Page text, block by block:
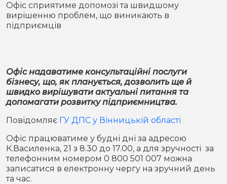
В кулуарах
Місто
Конфлікти
Партнери
Спорт
Історія
Спорт
Контакти
Підписатись на нас у Telegram
Офіс сприятиме допомозі та швидшому
вирішенню проблем, що виникають в
підприємців
Офіс надаватиме консультаційні послуги
бізнесу, що, як планується, дозволить ще й
швидко вирішувати актуальні питання та
допомагати розвитку підприємництва.
Повідомляє ГУ ДПС у Вінницькій області
Офіс працюватиме у будні дні за адресою
К.Василенка, 21 з 8.30 до 17.00, а для зручності за
телефонним номером 0 800 501 007 можна
записатися в електронну чергу на зручний день
та час.